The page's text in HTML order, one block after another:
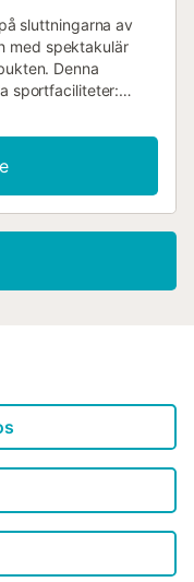
sluttningarna av
med spektakulär
Denna
sportfaciliteter:
två rymliga
finns
för er
tusen
och tegelugn har
20 minuters